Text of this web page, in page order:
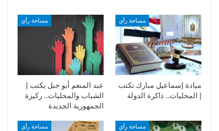
مساحة رأي
عبد المنعم أبو جبل يكتب |
الشباب والمحليات.. ركيزة
الجمهورية الجديدة
مساحة رأي
ميادة إسماعيل مبارك تكتب
| المحليات.. ذاكرة الدولة
مساحة رأي مساحة رأي